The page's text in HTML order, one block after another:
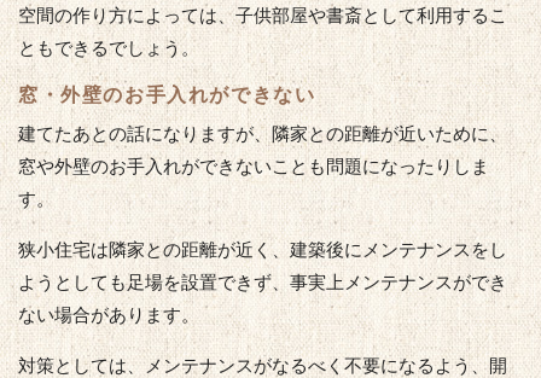
空間の作り方によっては、子供部屋や書斎として利用するこ
ともできるでしょう。
窓・外壁のお手入れができない
建てたあとの話になりますが、隣家との距離が近いために、
窓や外壁のお手入れができないことも問題になったりしま
す。
狭小住宅は隣家との距離が近く、建築後にメンテナンスをし
ようとしても足場を設置できず、事実上メンテナンスができ
ない場合があります。
対策としては、メンテナンスがなるべく不要になるよう、開